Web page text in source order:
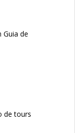
Guia de
de tours